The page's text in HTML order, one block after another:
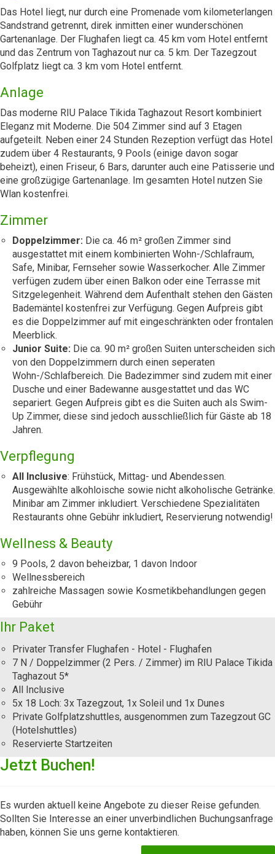
Das Hotel liegt, nur durch eine Promenade vom kilometerlangen
Sandstrand getrennt, direk inmitten einer wunderschönen
Gartenanlage. Der Flughafen liegt ca. 45 km vom Hotel entfernt
und das Zentrum von Taghazout nur ca. 5 km. Der Tazegzout
Golfplatz liegt ca. 3 km vom Hotel entfernt.
Anlage
Das moderne RIU Palace Tikida Taghazout Resort kombiniert
Eleganz mit Moderne. Die 504 Zimmer sind auf 3 Etagen
aufgeteilt. Neben einer 24 Stunden Rezeption verfügt das Hotel
zudem über 4 Restaurants, 9 Pools (einige davon sogar
beheizt), einen Friseur, 6 Bars, darunter auch eine Patisserie und
eine großzügige Gartenanlage. Im gesamten Hotel nutzen Sie
Wlan kostenfrei.
Zimmer
Doppelzimmer: Die ca. 46 m² großen Zimmer sind
ausgestattet mit einem kombinierten Wohn-/Schlafraum,
Safe, Minibar, Fernseher sowie Wasserkocher. Alle Zimmer
verfügen zudem über einen Balkon oder eine Terrasse mit
Sitzgelegenheit. Während dem Aufenthalt stehen den Gästen
Bademäntel kostenfrei zur Verfügung. Gegen Aufpreis gibt
es die Doppelzimmer auf mit eingeschränkten oder frontalen
Meerblick.
Junior Suite: Die ca. 90 m² großen Suiten unterscheiden sich
von den Doppelzimmern durch einen seperaten
Wohn-/Schlafbereich. Die Badezimmer sind zudem mit einer
Dusche und einer Badewanne ausgestattet und das WC
separiert. Gegen Aufpreis gibt es die Suiten auch als Swim-
Up Zimmer, diese sind jedoch ausschließlich für Gäste ab 18
Jahren.
Verpflegung
All Inclusive: Frühstück, Mittag- und Abendessen.
Ausgewählte alkohloische sowie nicht alkoholische Getränke.
Minibar am Zimmer inkludiert. Verschiedene Spezialitäten
Restaurants ohne Gebühr inkludiert, Reservierung notwendig!
Wellness & Beauty
9 Pools, 2 davon beheizbar, 1 davon Indoor
Wellnessbereich
zahlreiche Massagen sowie Kosmetikbehandlungen gegen
Gebühr
Ihr Paket
Privater Transfer Flughafen - Hotel - Flughafen
7 N / Doppelzimmer (2 Pers. / Zimmer) im RIU Palace Tikida
Taghazout 5*
All Inclusive
5x 18 Loch: 3x Tazegzout, 1x Soleil und 1x Dunes
Private Golfplatzshuttles, ausgenommen zum Tazegzout GC
(Hotelshuttles)
Reservierte Startzeiten
Jetzt Buchen!
Es wurden aktuell keine Angebote zu dieser Reise gefunden.
Sollten Sie Interesse an einer unverbindlichen Buchungsanfrage
haben, können Sie uns gerne kontaktieren.